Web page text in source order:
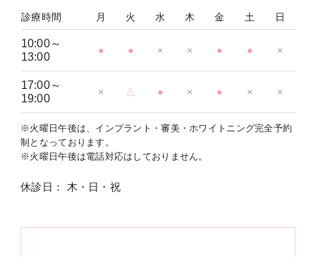
診療時間 月 火 水 木 金 土 日
10:00～
13:00
● ● × × ● ● ×
17:00～
19:00
× △ ● × ● × ×
※火曜日午後は、インプラント・審美・ホワイトニング完全予約
制となっております。
※火曜日午後は電話対応はしておりません。
休診日： 木・日・祝